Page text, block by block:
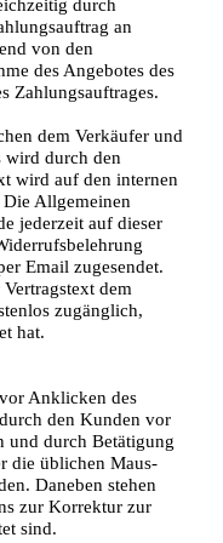
durch
an
von den
des Angebotes des
Zahlungsauftrages.
dem Verkäufer und
wird durch den
wird auf den internen
Die Allgemeinen
jederzeit auf dieser
Email zugesendet.
dem
zugänglich,
hat.
Anklicken des
den Kunden vor
und durch Betätigung
die üblichen Maus-
Daneben stehen
zur Korrektur zur
sind.